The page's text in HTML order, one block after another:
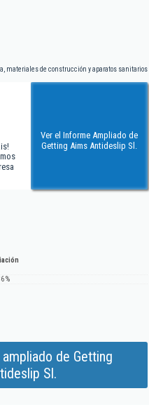
materiales de construcción y aparatos sanitarios
Ver el Informe Ampliado de
Getting Aims Antideslip Sl.
%
de Getting
Sl.